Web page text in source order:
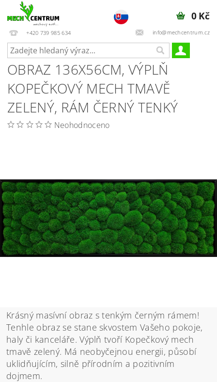
+420 739 985 634 info@mechcentrum.cz
0 Kč
OBRAZ 136X56CM, VÝPLŇ
KOPEČKOVÝ MECH TMAVĚ
ZELENÝ, RÁM ČERNÝ TENKÝ
Neohodnoceno
Krásný masívní obraz s tenkým černým rámem!
Tenhle obraz se stane skvostem Vašeho pokoje,
haly či kanceláře. Výplň tvoří Kopečkový mech
tmavě zelený. Má neobyčejnou energii, působí
uklidňujícím, silně přírodním a pozitivním
dojmem.